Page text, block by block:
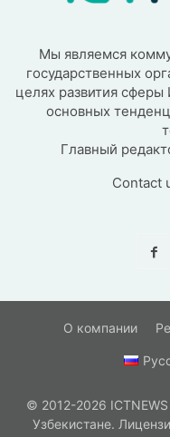
Мы являемся
государственных
целях развития
основных
Главный
Contact
О компании
© 2012-2026
Узбекистане.